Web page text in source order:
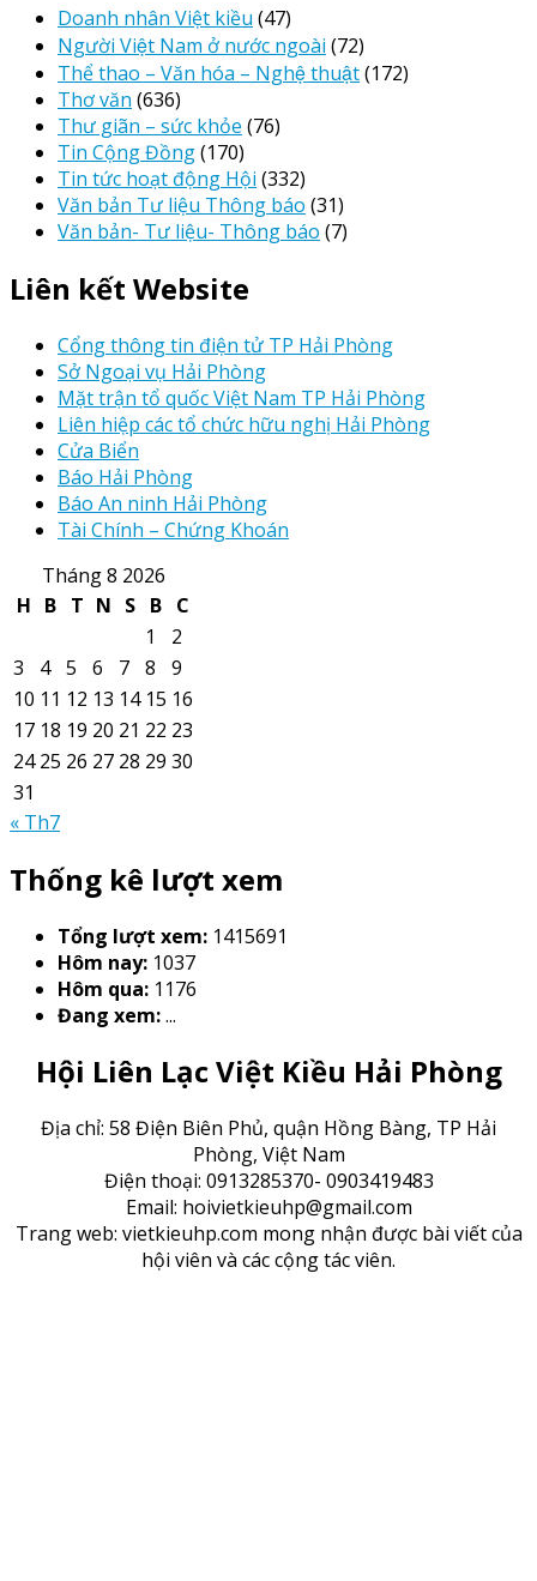
Doanh nhân Việt kiều (47)
Người Việt Nam ở nước ngoài (72)
Thể thao – Văn hóa – Nghệ thuật(172)
Thơ văn (636)
Thư giãn – sức khỏe (76)
Tin Cộng Đồng(170)
Tin tức hoạt động Hội (332)
Văn bản Tư liệu Thông báo (31)
Văn bản- Tư liệu- Thông báo (7)
Liên kết Website
Cổng thông tin điện tử TP Hải Phòng
Sở Ngoại vụ Hải Phòng
Mặt trận tổ quốc Việt Nam TP Hải Phòng
Liên hiệp các tổ chức hữu nghị Hải Phòng
Cửa Biển
Báo Hải Phòng
Báo An ninh Hải Phòng
Tài Chính – Chứng Khoán
Tháng 8 2026
H B T N S B C
1
2
3
4 5 6 7 8
9
10 11 12 13 14 15 16
17 18 19 20 21 22 23
24 25 26 27 28 29 30
31
« Th7
Thống kê lượt xem
Tổng lượt xem: 1415691
Hôm nay: 1037
Hôm qua: 1176
Đang xem:...
Hội Liên Lạc Việt Kiều Hải Phòng
Địa chỉ: 58 Điện Biên Phủ, quận Hồng Bàng, TP Hải
Phòng, Việt Nam
Điện thoại: 0913285370- 0903419483
Email: hoivietkieuhp@gmail.com
Trang web: vietkieuhp.com mong nhận được bài viết của
hội viên và các cộng tác viên.